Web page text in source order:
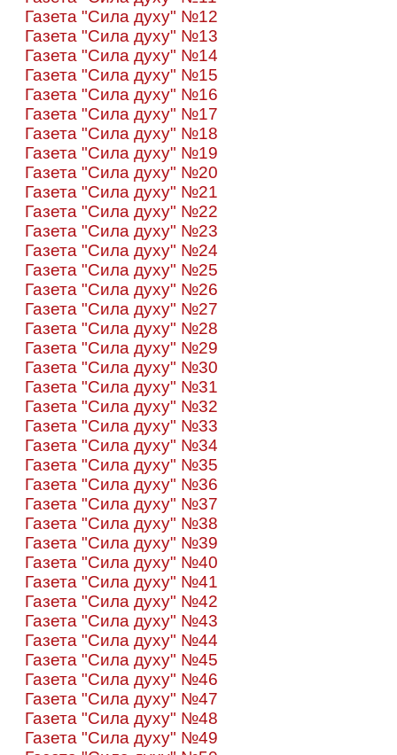
Газета "Сила духу" №12
Газета "Сила духу" №13
Газета "Сила духу" №14
Газета "Сила духу" №15
Газета "Сила духу" №16
Газета "Сила духу" №17
Газета "Сила духу" №18
Газета "Сила духу" №19
Газета "Сила духу" №20
Газета "Сила духу" №21
Газета "Сила духу" №22
Газета "Сила духу" №23
Газета "Сила духу" №24
Газета "Сила духу" №25
Газета "Сила духу" №26
Газета "Сила духу" №27
Газета "Сила духу" №28
Газета "Сила духу" №29
Газета "Сила духу" №30
Газета "Сила духу" №31
Газета "Сила духу" №32
Газета "Сила духу" №33
Газета "Сила духу" №34
Газета "Сила духу" №35
Газета "Сила духу" №36
Газета "Сила духу" №37
Газета "Сила духу" №38
Газета "Сила духу" №39
Газета "Сила духу" №40
Газета "Сила духу" №41
Газета "Сила духу" №42
Газета "Сила духу" №43
Газета "Сила духу" №44
Газета "Сила духу" №45
Газета "Сила духу" №46
Газета "Сила духу" №47
Газета "Сила духу" №48
Газета "Сила духу" №49